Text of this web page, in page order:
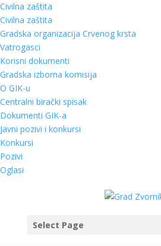
Civilna zaštita
Civilna zaštita
Gradska organizacija Crvenog krsta
Vatrogasci
Korisni dokumenti
Gradska izborna komisija
O GIK-u
Centralni birački spisak
Dokumenti GIK-a
Javni pozivi i konkursi
Konkursi
Pozivi
Oglasi
Select Page